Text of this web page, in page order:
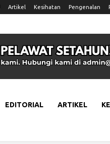
Artikel Kesihatan Pengenalan
EDITORIAL ARTIKEL